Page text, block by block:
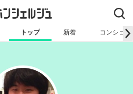
トップ 新着 コンシェ